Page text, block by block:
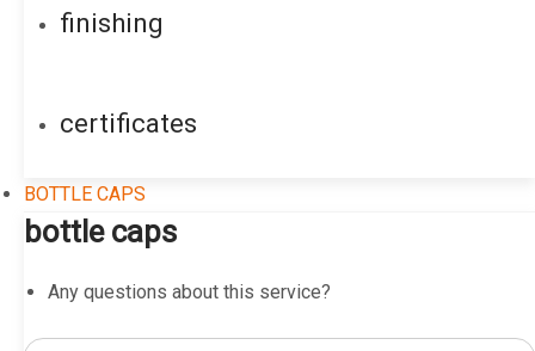
finishing
certificates
BOTTLE CAPS
bottle caps
Any questions about this service?